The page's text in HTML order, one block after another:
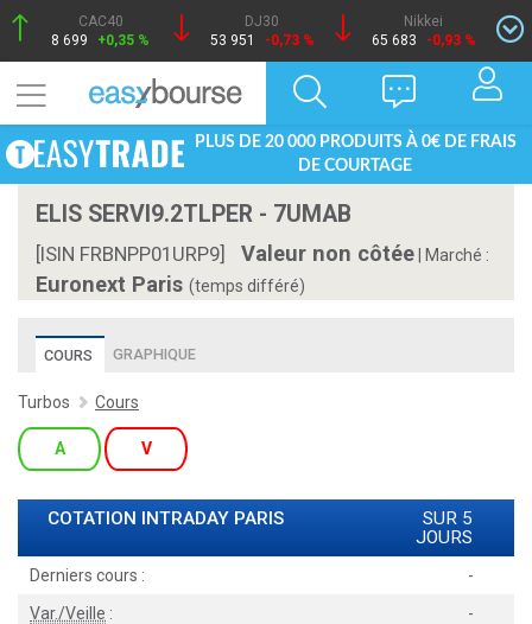
CAC40
8 699
+0,35 %
DJ30
53 951
-0,73 %
Nikkei
65 683
-0,93 %
PLUS DE 20 000 PRODUITS À 0€ DE FRAIS
DE COURTAGE
ELIS SERVI9.2TLPER - 7UMAB
[ISIN FRBNPP01URP9] Valeur non côtée Marché :
Euronext Paris (temps différé)
COURS GRAPHIQUE
Turbos Cours
A V
COTATION INTRADAY PARIS
SUR 5
JOURS
Derniers cours :
-
Var./Veille :
-